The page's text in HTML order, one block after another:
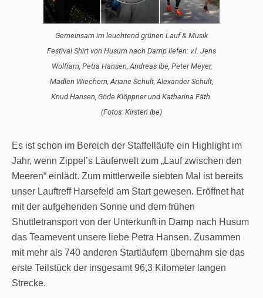
Gemeinsam im leuchtend grünen Lauf & Musik
Festival Shirt von Husum nach Damp liefen: v.l. Jens
Wolfram, Petra Hansen, Andreas Ibe, Peter Meyer,
Madlen Wiechern, Ariane Schult, Alexander Schult,
Knud Hansen, Göde Klöppner und Katharina Fäth.
(Fotos: Kirsten Ibe)
Es ist schon im Bereich der Staffelläufe ein Highlight im
Jahr, wenn Zippel’s Läuferwelt zum „Lauf zwischen den
Meeren“ einlädt. Zum mittlerweile siebten Mal ist bereits
unser Lauftreff Harsefeld am Start gewesen. Eröffnet hat
mit der aufgehenden Sonne und dem frühen
Shuttletransport von der Unterkunft in Damp nach Husum
das Teamevent unsere liebe Petra Hansen. Zusammen
mit mehr als 740 anderen Startläufern übernahm sie das
erste Teilstück der insgesamt 96,3 Kilometer langen
Strecke.